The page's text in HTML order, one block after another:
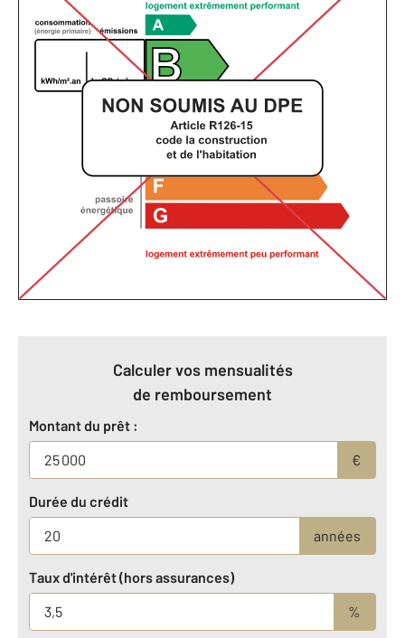
Calculer vos mensualités
de remboursement
Montant du prêt :
€
Durée du crédit
années
Taux d'intérêt (hors assurances)
%